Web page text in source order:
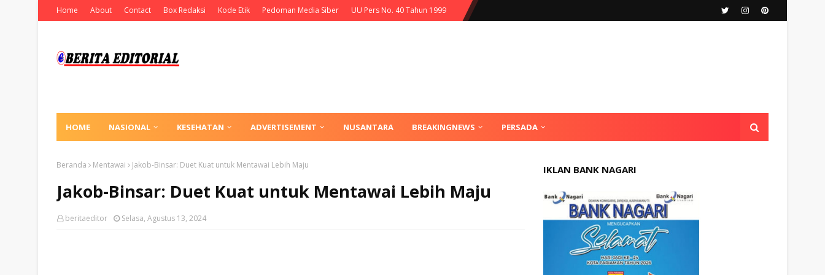
Home About Contact Box Redaksi Kode Etik Pedoman Media Siber UU Pers No. 40 Tahun 1999
HOME NASIONAL KESEHATAN ADVERTISEMENT NUSANTARA BREAKINGNEWS PERSADA
Beranda Mentawai Jakob-Binsar: Duet Kuat untuk Mentawai Lebih Maju
Jakob-Binsar: Duet Kuat untuk Mentawai Lebih Maju
beritaeditor Selasa, Agustus 13, 2024
IKLAN BANK NAGARI